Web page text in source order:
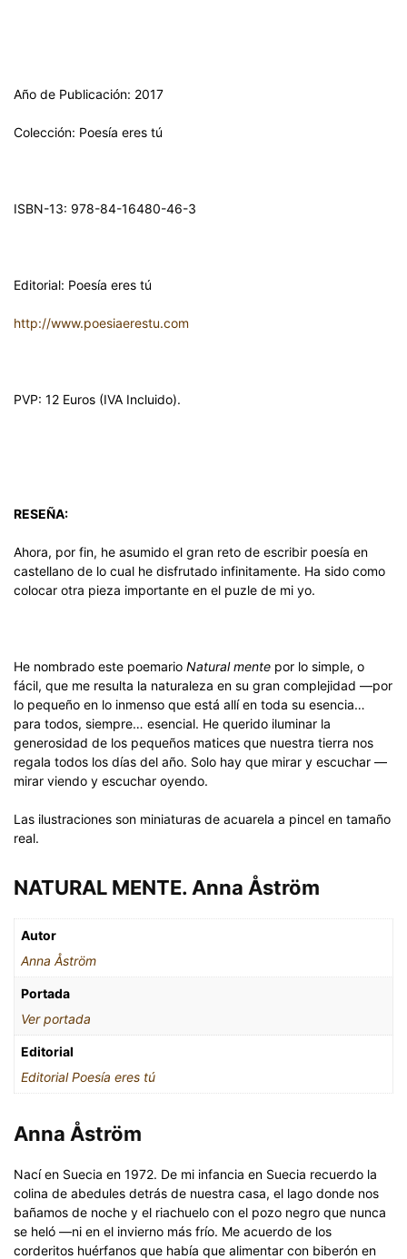
Año de Publicación: 2017
Colección: Poesía eres tú
ISBN-13: 978-84-16480-46-3
Editorial: Poesía eres tú
http://www.poesiaerestu.com
PVP: 12 Euros (IVA Incluido).
RESEÑA:
Ahora, por fin, he asumido el gran reto de escribir poesía en
castellano de lo cual he disfrutado infinitamente. Ha sido como
colocar otra pieza importante en el puzle de mi yo.
He nombrado este poemario Natural mente por lo simple, o
fácil, que me resulta la naturaleza en su gran complejidad —por
lo pequeño en lo inmenso que está allí en toda su esencia…
para todos, siempre… esencial. He querido iluminar la
generosidad de los pequeños matices que nuestra tierra nos
regala todos los días del año. Solo hay que mirar y escuchar —
mirar viendo y escuchar oyendo.
Las ilustraciones son miniaturas de acuarela a pincel en tamaño
real.
NATURAL MENTE. Anna Åström
Autor
Anna Åström
Portada
Ver portada
Editorial
Editorial Poesía eres tú
Anna Åström
Nací en Suecia en 1972. De mi infancia en Suecia recuerdo la
colina de abedules detrás de nuestra casa, el lago donde nos
bañamos de noche y el riachuelo con el pozo negro que nunca
se heló —ni en el invierno más frío. Me acuerdo de los
corderitos huérfanos que había que alimentar con biberón en